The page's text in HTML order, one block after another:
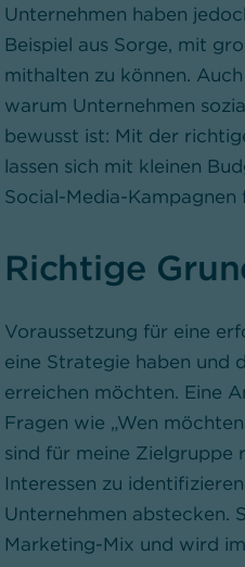
Unternehmen haben
Beispiel aus Sorge, mit
mithalten zu können.
warum Unternehmen
bewusst ist: Mit der
lassen sich mit kleinen
Social-Media-Kampagnen
Richtige
Voraussetzung für eine
eine Strategie haben und
erreichen möchten. Eine
Fragen wie „Wen
sind für meine Zielgruppe
Interessen zu
Unternehmen abstecken.
Marketing-Mix und wird